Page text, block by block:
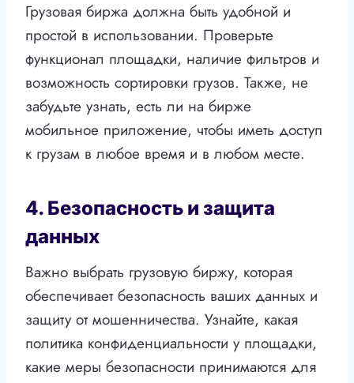
Грузовая биржа должна быть удобной и
простой в использовании. Проверьте
функционал площадки, наличие фильтров и
возможность сортировки грузов. Также, не
забудьте узнать, есть ли на бирже
мобильное приложение, чтобы иметь доступ
к грузам в любое время и в любом месте.
4. Безопасность и защита
данных
Важно выбрать грузовую биржу, которая
обеспечивает безопасность ваших данных и
защиту от мошенничества. Узнайте, какая
политика конфиденциальности у площадки,
какие меры безопасности принимаются для